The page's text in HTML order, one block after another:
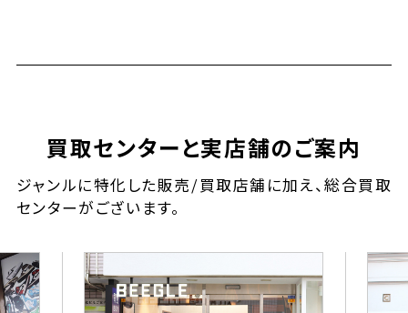
買取センターと実店舗のご案内
ジャンルに特化した販売/買取店舗に加え、総合買取
センターがございます。